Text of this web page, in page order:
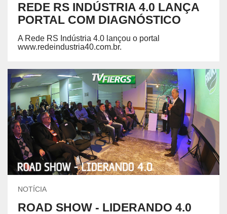
REDE RS INDÚSTRIA 4.0 LANÇA
PORTAL COM DIAGNÓSTICO
A Rede RS Indústria 4.0 lançou o portal
www.redeindustria40.com.br.
NOTÍCIA
ROAD SHOW - LIDERANDO 4.0